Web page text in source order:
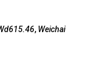
, Weichai